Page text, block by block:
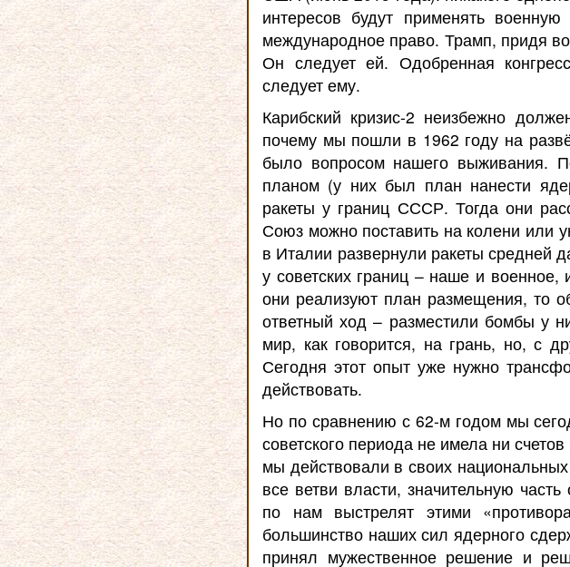
интересов будут применять
международное право. Трамп, придя
Он следует ей. Одобренная
следует ему.
Карибский кризис-2 неизбежно
почему мы пошли в 1962 году на
было вопросом нашего выживания.
планом (у них был план нанести
ракеты у границ СССР. Тогда они
Союз можно поставить на колени или
в Италии развернули ракеты средней
у советских границ – наше и военное,
они реализуют план размещения, то
ответный ход – разместили бомбы у
мир, как говорится, на грань, но, с
Сегодня этот опыт уже нужно
действовать.
Но по сравнению с 62-м годом мы
советского периода не имела ни
мы действовали в своих
все ветви власти, значительную
по нам выстрелят этими
большинство наших сил ядерного
принял мужественное решение и